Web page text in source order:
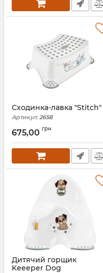
Сходинка-лавка "Stitch"
Артикул: 2658
675,00 грн
Дитячий горщик
Keeeper Dog